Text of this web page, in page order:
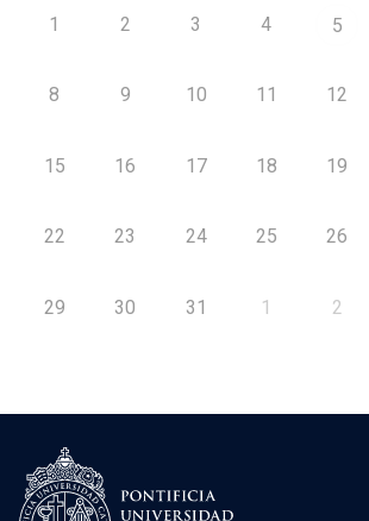
1 2 3 4 5
8 9 10 11 12
15 16 17 18 19
22 23 24 25 26
29 30 31 1 2